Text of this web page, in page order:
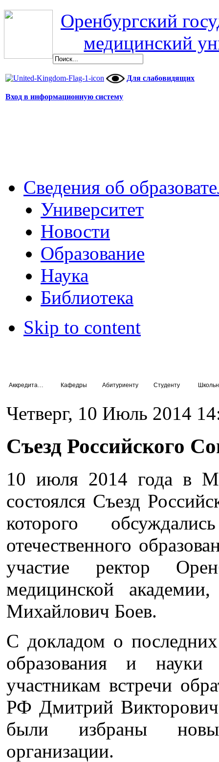
Оренбургский
медицинский
Для слабовидящих
Вход в информационную систему
Сведения об
Университет
Новости
Образование
Наука
Библиотека
Skip to content
Кафедры Абитуриенту Студенту
Четверг, 10 Июль 2014
Съезд Российского
10 июля 2014 года в
состоялся Съезд
которого
отечественного
участие ректор
медицинской
Михайлович Боев.
С докладом о
образования и
участникам встречи
РФ Дмитрий
были избраны
организации.